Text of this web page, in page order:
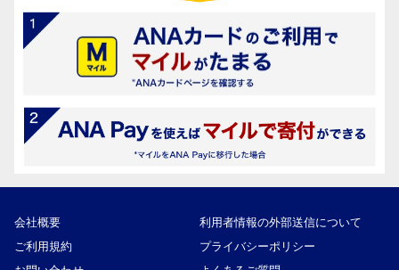
会社概要
利用者情報の外部送信について
ご利用規約
プライバシーポリシー